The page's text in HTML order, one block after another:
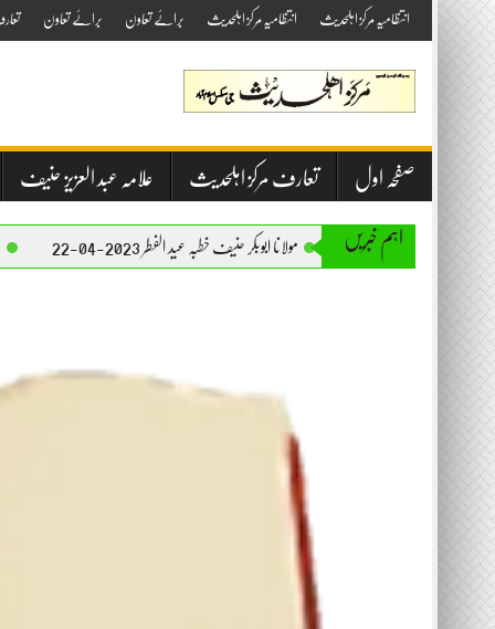
Skip
to
content
انتظامیہ مرکز اہلحدیث انتظامیہ مرکز اہلحدیث برائے تعاون برائے تعاون
صفحہ اول تعارف مرکز اہلحدیث علامہ عبد العزیز حنیف
اہم خبریںمولانا ابوبکر حنیف خطبہ عید الفطر 2023-04-22 مولانا ابوبکر